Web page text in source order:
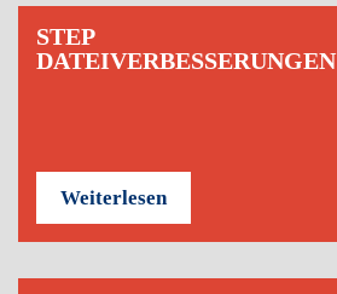
STEP
DATEIVERBESSERUNGEN
Weiterlesen